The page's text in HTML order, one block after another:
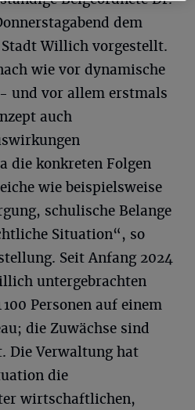
dem
Stadt Willich vorgestellt.
wie vor dynamische
und vor allem erstmals
auch
die konkreten Folgen
wie beispielsweise
schulische Belange
Situation“, so
Seit Anfang 2024
untergebrachten
Personen auf einem
die Zuwächse sind
Die Verwaltung hat
die
wirtschaftlichen,